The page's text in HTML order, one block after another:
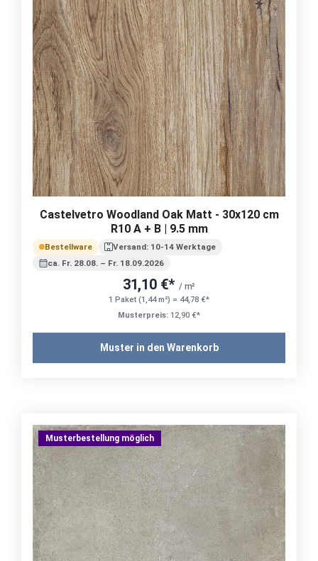
Castelvetro Woodland Oak Matt - 30x120 cm
R10 A + B | 9.5 mm
Bestellware
Versand: 10-14 Werktage
ca. Fr. 28.08. – Fr. 18.09.2026
31,10 €* / m²
1 Paket (1,44 m²) = 44,78 €*
Musterpreis: 12,90 €*
Muster in den Warenkorb
Musterbestellung möglich